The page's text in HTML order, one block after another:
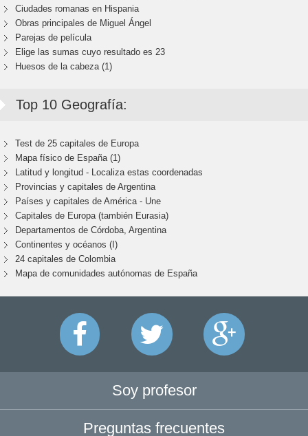
Ciudades romanas en Hispania
Obras principales de Miguel Ángel
Parejas de película
Elige las sumas cuyo resultado es 23
Huesos de la cabeza (1)
Top 10 Geografía:
Test de 25 capitales de Europa
Mapa físico de España (1)
Latitud y longitud - Localiza estas coordenadas
Provincias y capitales de Argentina
Países y capitales de América - Une
Capitales de Europa (también Eurasia)
Departamentos de Córdoba, Argentina
Continentes y océanos (I)
24 capitales de Colombia
Mapa de comunidades autónomas de España
Soy profesor
Preguntas frecuentes